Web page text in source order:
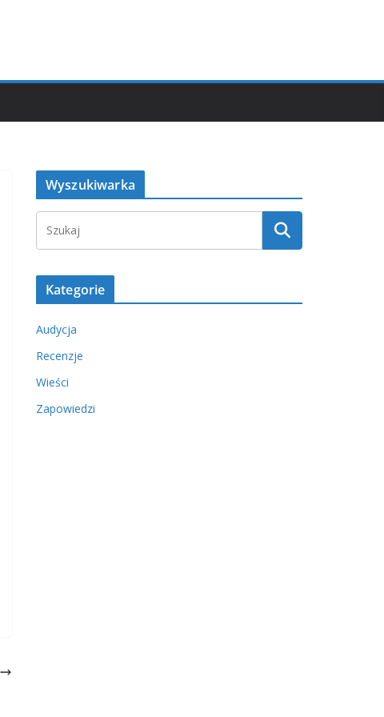
Wyszukiwarka
Kategorie
Audycja
Recenzje
Wieści
Zapowiedzi